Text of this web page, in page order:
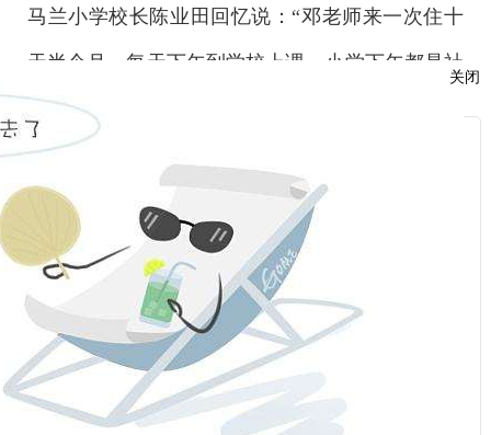
马兰小学校长陈业田回忆说：“邓老师来一次住十
天半个月，每天下午到学校上课。小学下午都是社
团课，喜欢音乐的孩子就去找她学，周六日去她的
住处学。”
陈业田说，学校下午的社团课无非就是学校大合
唱，自备的乐器也大多是小鼓、锣，“但邓老师带
来的不一样，是长笛、竖笛、手风琴、小提琴、吉
他等乐器。邓老师每次都说，一个孩子的童年哪能
没有音乐”。
关闭
：
：